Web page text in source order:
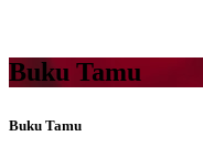
Buku Tamu
Buku Tamu